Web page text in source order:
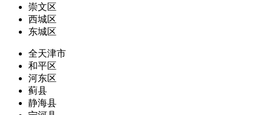
崇文区
西城区
东城区
全天津市
和平区
河东区
蓟县
静海县